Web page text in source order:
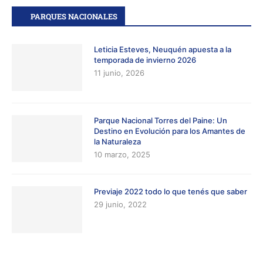
PARQUES NACIONALES
Leticia Esteves, Neuquén apuesta a la
temporada de invierno 2026
11 junio, 2026
Parque Nacional Torres del Paine: Un
Destino en Evolución para los Amantes de
la Naturaleza
10 marzo, 2025
Previaje 2022 todo lo que tenés que saber
29 junio, 2022